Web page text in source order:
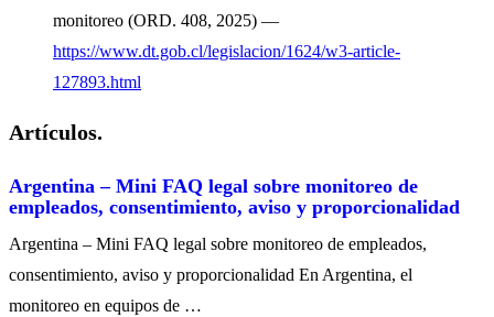
monitoreo (ORD. 408, 2025) —
https://www.dt.gob.cl/legislacion/1624/w3-article-
127893.html
Artículos.
Argentina – Mini FAQ legal sobre monitoreo de
empleados, consentimiento, aviso y proporcionalidad
Argentina – Mini FAQ legal sobre monitoreo de empleados,
consentimiento, aviso y proporcionalidad En Argentina, el
monitoreo en equipos de …